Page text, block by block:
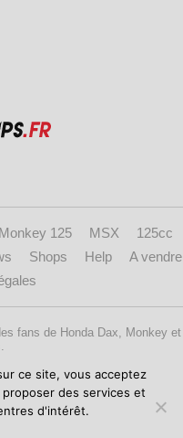
Monkey 125 MSX
125cc
Shops Help
A vendre
fans de Honda Dax, Monkey et
ce site, vous acceptez
des services et
d'intérêt.